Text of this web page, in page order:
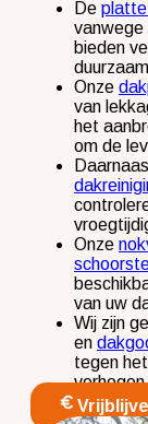
De
vanwege
bieden
Onze
van
het
om de
Onze
van uw
Wij zijn
en
tegen